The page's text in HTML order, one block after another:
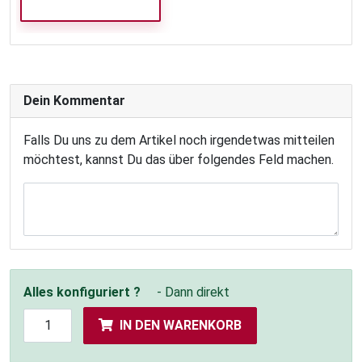
Dein Kommentar
Falls Du uns zu dem Artikel noch irgendetwas mitteilen
möchtest, kannst Du das über folgendes Feld machen.
Alles konfiguriert ? - Dann direkt
IN DEN WARENKORB